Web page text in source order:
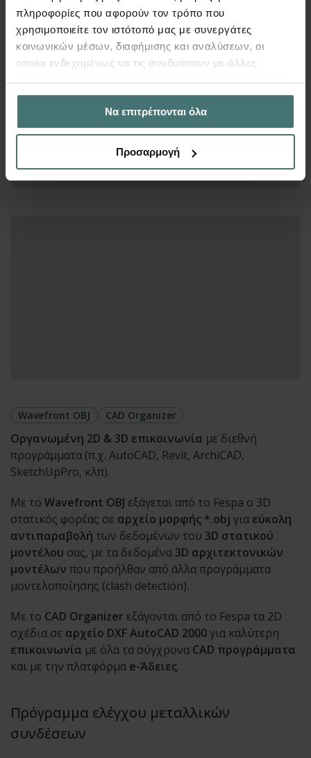
πληροφορίες που αφορούν τον τρόπο που
χρησιμοποιείτε τον ιστότοπό μας με συνεργάτες
κοινωνικών μέσων, διαφήμισης και αναλύσεων, οι
οποίοι ενδεχομένως να τις συνδυάσουν με άλλες
έχουν συλλέξει σε σχέση με την από μέρους σας χρήση
των υπηρεσιών τους.Να επιτρέπονται όλα
Προσαρμογή
Wavefront OBJ CAD Organizer
Oργανωμένη 2D & 3D επικοινωνία με διεθνή
προγράμματα (π.χ. AutoCAD, Revit, ArchiCAD,
SketchUpPro, κλπ).
Με το Wavefront OBJ εξάγεται από το Fespa ο 3D
στατικός φορέας σε αρχείο μορφής *.obj για εύκολη
αντιπαραβολή των δεδομένων του 3D στατικού
μοντέλου σας, με τα δεδομένα3D αρχιτεκτονικών
μοντέλων που προήλθαν από άλλα προγράμματα
μοντελοποίησης (clash detection).
Με το CAD Organizer εξάγονται από το Fespa τα 2D
σχέδια σε αρχείο DXF AutoCAD 2000για καλύτερη
επικοινωνία με όλα τα σύγχρονα CAD προγράμματα
και με την πλατφόρμα e-Άδειες.
Πρόγραμμα ελέγχου μεταλλικών
συνδέσεων